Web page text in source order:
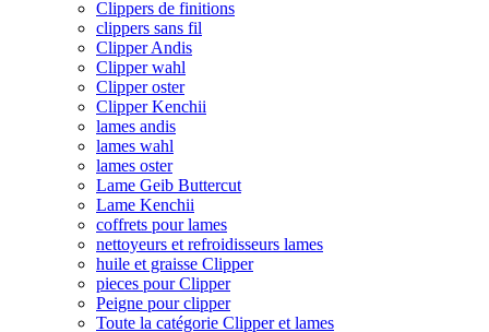
Clippers de finitions
clippers sans fil
Clipper Andis
Clipper wahl
Clipper oster
Clipper Kenchii
lames andis
lames wahl
lames oster
Lame Geib Buttercut
Lame Kenchii
coffrets pour lames
nettoyeurs et refroidisseurs lames
huile et graisse Clipper
pieces pour Clipper
Peigne pour clipper
Toute la catégorie Clipper et lames